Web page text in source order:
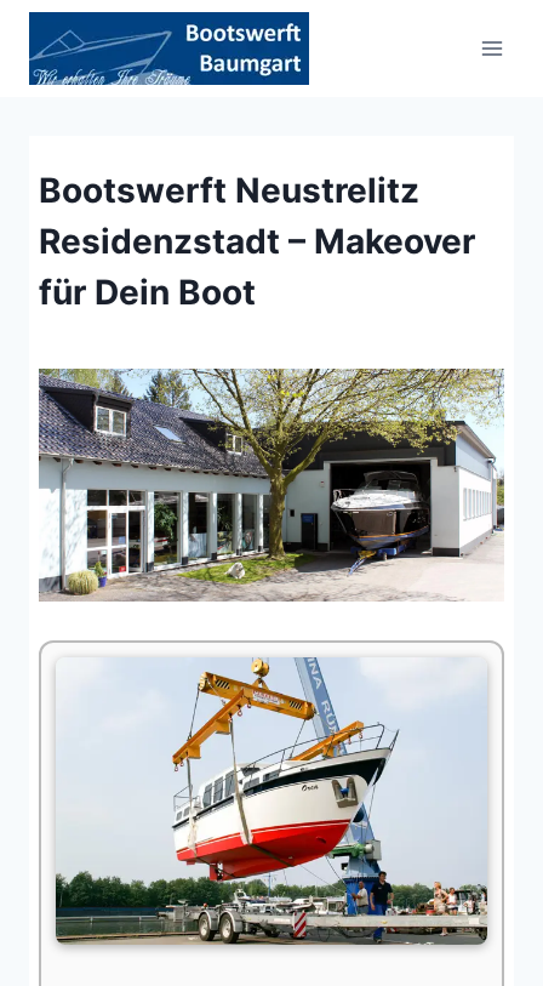
Zum
Inhalt
springen
Bootswerft Neustrelitz
Residenzstadt – Makeover
für Dein Boot